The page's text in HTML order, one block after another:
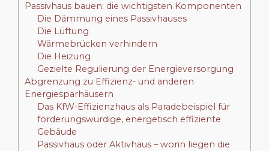
Passivhaus bauen: die wichtigsten Komponenten
Die Dämmung eines Passivhauses
Die Lüftung
Wärmebrücken verhindern
Die Heizung
Gezielte Regulierung der Energieversorgung
Abgrenzung zu Effizienz- und anderen
Energiesparhäusern
Das KfW-Effizienzhaus als Paradebeispiel für
förderungswürdige, energetisch effiziente
Gebäude
Passivhaus oder Aktivhaus – worin liegen die